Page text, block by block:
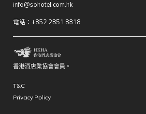
info@sohotel.com.hk
電話：+852 2851 8818
香港酒店業協會會員。
T&C
Privacy Policy